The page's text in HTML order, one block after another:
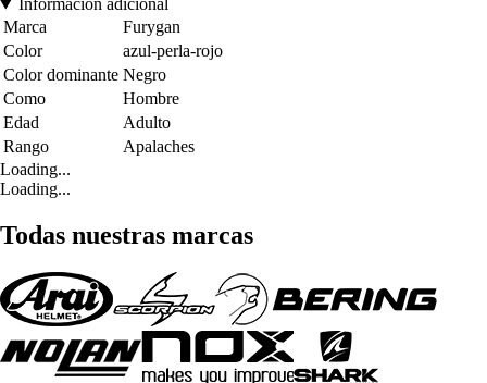
Información adicional
Marca
Furygan
Color
azul-perla-rojo
Color dominante Negro
Como
Hombre
Edad
Adulto
Rango
Apalaches
Loading...
Loading...
Todas nuestras marcas